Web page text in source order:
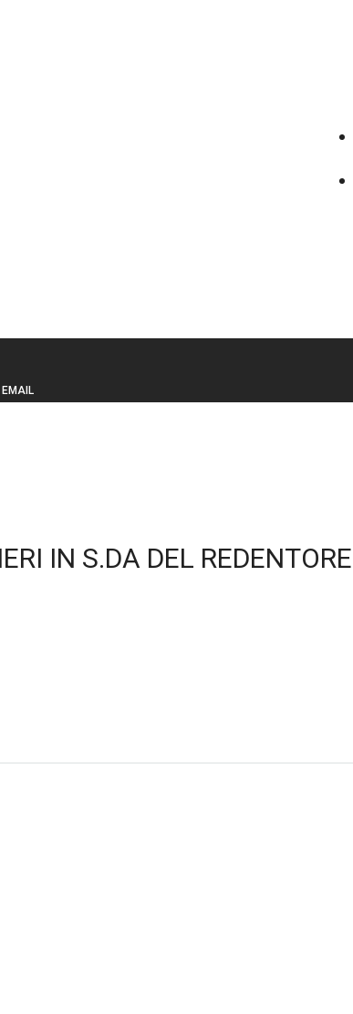
EMAIL
IN S.DA DEL REDENTORE